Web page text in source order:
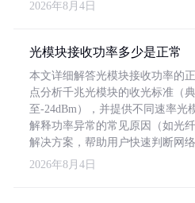
2026年8月4日
光模块接收功率多少是正常
本文详细解答光模块接收功率的
点分析千兆光模块的收光标准（
至-24dBm），并提供不同速率光
解释功率异常的常见原因（如光
解决方案，帮助用户快速判断网络
2026年8月4日